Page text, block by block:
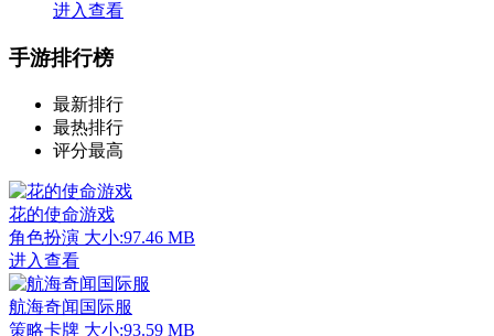
进入查看
手游排行榜
最新排行
最热排行
评分最高
花的使命游戏
角色扮演 大小:97.46 MB
进入查看
航海奇闻国际服
策略卡牌 大小:93.59 MB